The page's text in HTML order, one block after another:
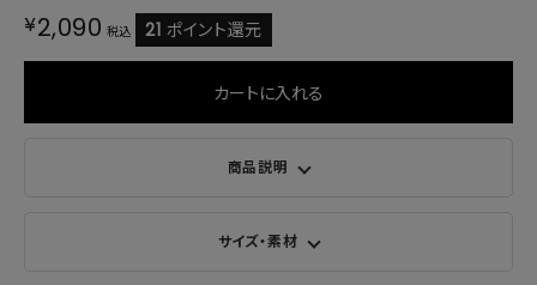
¥2,090 税込 21 ポイント還元
カートに入れる
商品説明
サイズ・素材